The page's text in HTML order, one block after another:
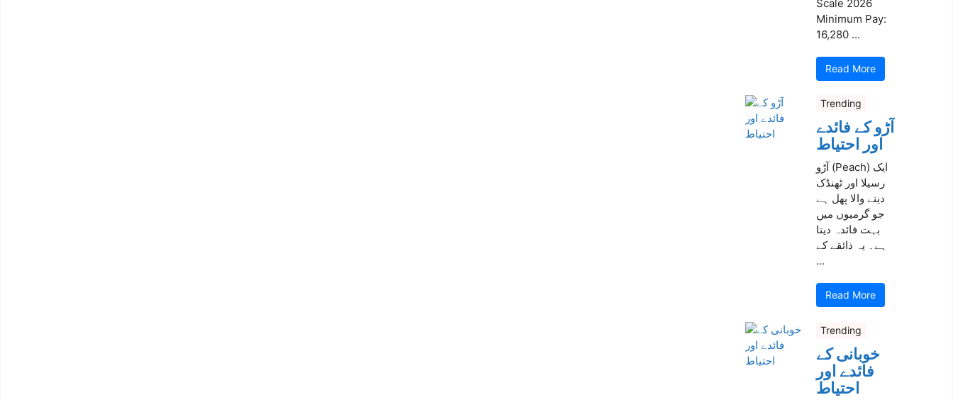
Scale 2026
Minimum Pay:
16,280 ...
Read More
Trending
آڑو کے فائدے
اور احتیاط
آڑو (Peach) ایک
رسیلا اور ٹھنڈک
دینے والا پھل ہے
جو گرمیوں میں
بہت فائدہ دیتا
ہے۔ یہ ذائقے کے
...
Read More
Trending
خوبانی کے
فائدے اور
احتیاط